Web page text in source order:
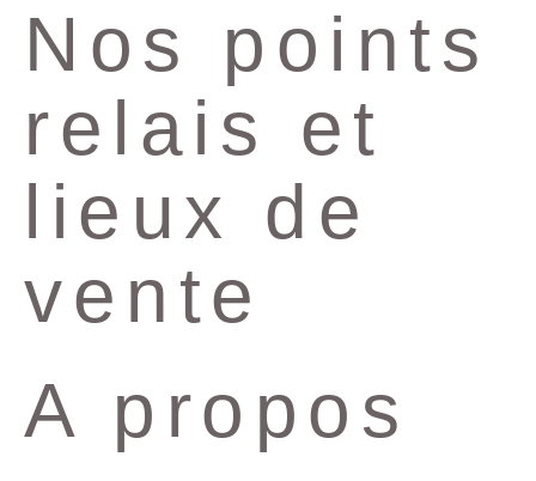
Nos points
relais et
lieux de
vente
A propos